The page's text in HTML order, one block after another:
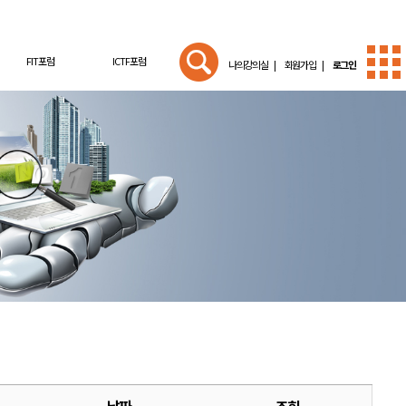
FIT포럼 ICTF포럼 나의강의실 | 회원가입 | 로그인